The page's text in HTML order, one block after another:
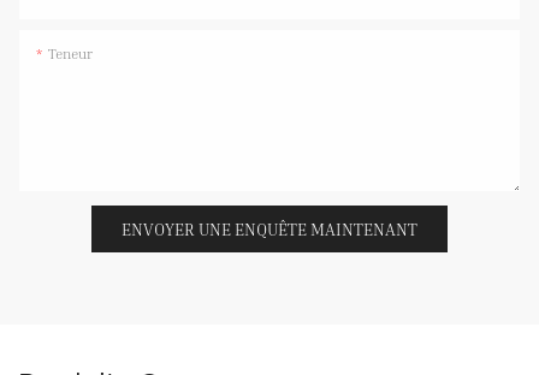
Teneur
ENVOYER UNE ENQUÊTE MAINTENANT